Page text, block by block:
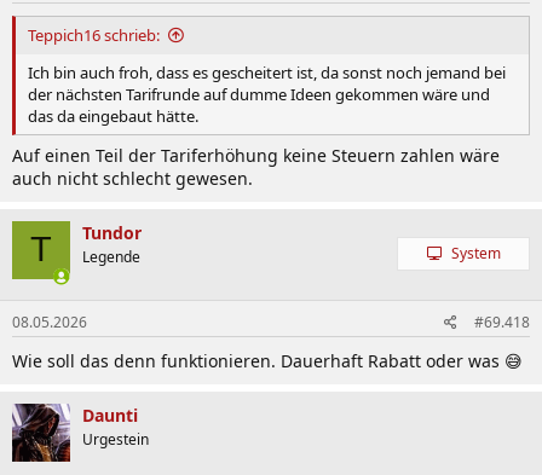
Teppich16 schrieb:
Ich bin auch froh, dass es gescheitert ist, da sonst noch jemand bei
der nächsten Tarifrunde auf dumme Ideen gekommen wäre und
das da eingebaut hätte.
Auf einen Teil der Tariferhöhung keine Steuern zahlen wäre
auch nicht schlecht gewesen.
T Tundor
Legende System
08.05.2026 #69.418
Wie soll das denn funktionieren. Dauerhaft Rabatt oder was 😅
Daunti
Urgestein